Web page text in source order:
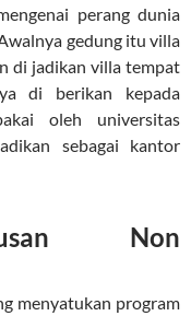
perang dunia
gedung itu villa
di jadikan villa tempat
di berikan kepada
oleh universitas
sebagai kantor
Non
menyatukan program